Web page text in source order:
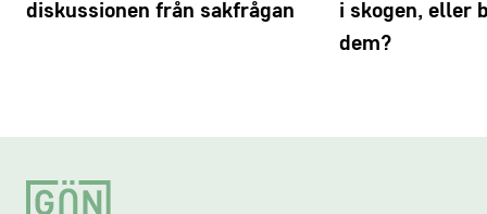
diskussionen från sakfrågan
i skogen, eller
dem?
Footer